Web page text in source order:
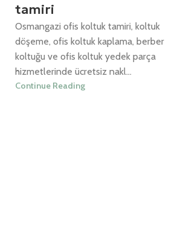
tamiri
Osmangazi ofis koltuk tamiri, koltuk
döşeme, ofis koltuk kaplama, berber
koltuğu ve ofis koltuk yedek parça
hizmetlerinde ücretsiz nakl...
Continue Reading